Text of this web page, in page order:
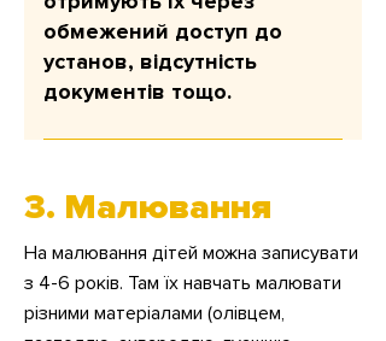
обмежений доступ до
установ, відсутність
документів тощо.
Мета: підтримати щоденне життя
допомоги до 9 місяців підтримки
грн на дитину, 3 тис. грн на особу,
що має інвалідність.
3. Малювання
На малювання дітей можна записувати
з 4-6 років. Там їх навчать малювати
різними матеріалами (олівцем,